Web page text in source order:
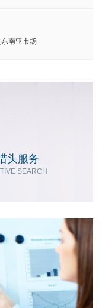
南亚市场
头服务
SEARCH